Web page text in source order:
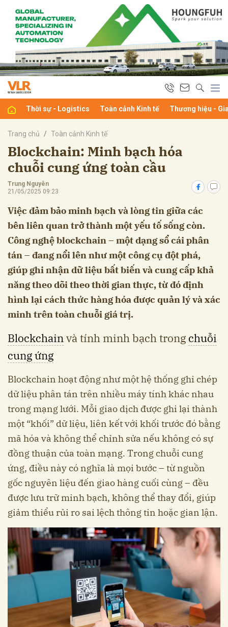
Thời sự - Logistics Toàn cảnh Kinh tế Thương hiệu -
Trang chủ Toàn cảnh Kinh tế
Blockchain: Minh bạch hóa
chuỗi cung ứng toàn cầu
Trung Nguyên
21/05/2025 09:23
Việc đảm bảo minh bạch và lòng tin giữa các
bên liên quan trở thành một yếu tố sống còn.
Công nghệ blockchain – một dạng sổ cái phân
tán – đang nổi lên như một công cụ đột phá,
giúp ghi nhận dữ liệu bất biến và cung cấp khả
năng theo dõi theo thời gian thực, từ đó định
hình lại cách thức hàng hóa được quản lý và xác
minh trên toàn chuỗi giá trị.
Blockchainvà tính minh bạch trong chuỗi
cung ứng
Blockchain hoạt động như một hệ thống ghi chép
dữ liệu phân tán trên nhiều máy tính khác nhau
trong mạng lưới. Mỗi giao dịch được ghi lại thành
một “khối” dữ liệu, liên kết với khối trước đó bằng
mã hóa và không thể chỉnh sửa nếu không có sự
đồng thuận của toàn mạng. Trong chuỗi cung
ứng, điều này có nghĩa là mọi bước – từ nguồn
gốc nguyên liệu đến giao hàng cuối cùng – đều
được lưu trữ minh bạch, không thể thay đổi, giúp
giảm thiểu rủi ro sai lệch thông tin hoặc gian lận.
luận